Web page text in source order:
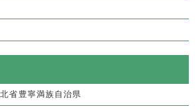
省豊寧満族自治県